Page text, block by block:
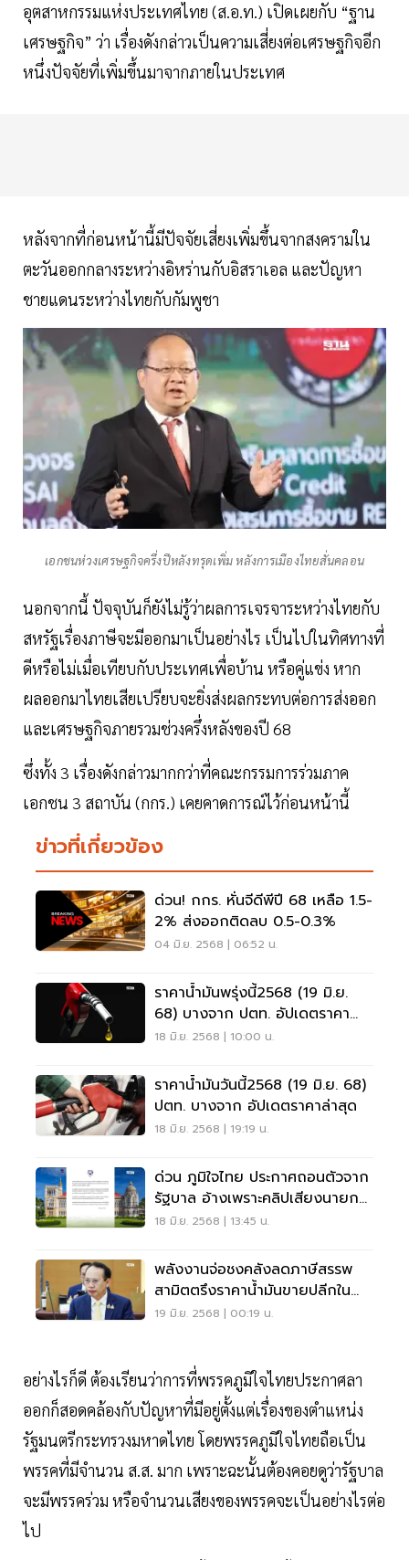
อุตสาหกรรมแห่งประเทศไทย (ส.อ.ท.) เปิดเผยกับ “ฐาน
เศรษฐกิจ” ว่า เรื่องดังกล่าวเป็นความเสี่ยงต่อเศรษฐกิจอีก
หนึ่งปัจจัยที่เพิ่มขึ้นมาจากภายในประเทศ
หลังจากที่ก่อนหน้านี้มีปัจจัยเสี่ยงเพิ่มขึ้นจากสงครามใน
ตะวันออกกลางระหว่างอิหร่านกับอิสราเอล และปัญหา
ชายแดนระหว่างไทยกับกัมพูชา
เอกชนห่วงเศรษฐกิจครึ่งปีหลังทรุดเพิ่ม หลังการเมืองไทยสั่นคลอน
นอกจากนี้ ปัจจุบันก็ยังไม่รู้ว่าผลการเจรจาระหว่างไทยกับ
สหรัฐเรื่องภาษีจะมีออกมาเป็นอย่างไร เป็นไปในทิศทางที่
ดีหรือไม่เมื่อเทียบกับประเทศเพื่อบ้าน หรือคู่แข่ง หาก
ผลออกมาไทยเสียเปรียบจะยิ่งส่งผลกระทบต่อการส่งออก
และเศรษฐกิจภายรวมช่วงครึ่งหลังของปี 68
ซึ่งทั้ง 3 เรื่องดังกล่าวมากกว่าที่คณะกรรมการร่วมภาค
เอกชน 3 สถาบัน (กกร.) เคยคาดการณ์ไว้ก่อนหน้านี้
ข่าวที่เกี่ยวข้อง
ด่วน! กกร. หั่นจีดีพีปี 68 เหลือ 1.5-
2% ส่งออกติดลบ 0.5-0.3%
04 มิ.ย. 2568 | 06:52 น.
ราคาน้ำมันพรุ่งนี้2568 (19 มิ.ย.
68) บางจาก ปตท. อัปเดตราคา
ล่าสุด
18 มิ.ย. 2568 | 10:00 น.
ราคาน้ำมันวันนี้2568 (19 มิ.ย. 68)
ปตท. บางจาก อัปเดตราคาล่าสุด
18 มิ.ย. 2568 | 19:19 น.
ด่วน ภูมิใจไทย ประกาศถอนตัวจาก
รัฐบาล อ้างเพราะคลิปเสียงนายกฯ
คุยฮุนเซน
18 มิ.ย. 2568 | 13:45 น.
พลังงานจ่อชงคลังลดภาษีสรรพ
สามิตตรึงราคาน้ำมันขายปลีกใน
ประเทศ
19 มิ.ย. 2568 | 00:19 น.
อย่างไรก็ดี ต้องเรียนว่าการที่พรรคภูมิใจไทยประกาศลา
ออกก็สอดคล้องกับปัญหาที่มีอยู่ตั้งแต่เรื่องของตำแหน่ง
รัฐมนตรีกระทรวงมหาดไทย โดยพรรคภูมิใจไทยถือเป็น
พรรคที่มีจำนวน ส.ส. มาก เพราะฉะนั้นต้องคอยดูว่ารัฐบาล
จะมีพรรคร่วม หรือจำนวนเสียงของพรรคจะเป็นอย่างไรต่อ
ไป